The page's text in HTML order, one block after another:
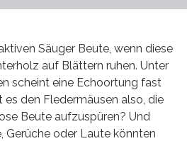
Säuger Beute, wenn diese
auf Blättern ruhen. Unter
scheint eine Echoortung fast
den Fledermäusen also, die
Beute aufzuspüren? Und
Gerüche oder Laute könnten